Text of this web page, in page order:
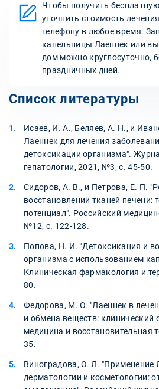
Чтобы получить
уточнить стоимость
телефону в любое время.
капельницы Лаеннек или
дом можно круглосуточно,
праздничных дней.
Список литературы
Исаев, И. А., Беляев, А. Н., и
Лаеннек для лечения
детоксикации организма".
гепатологии, 2021, №3, с. 45-50.
Сидоров, А. В., и Петрова, Е. П.
восстановлении тканей печени:
потенциал". Российский
№12, с. 122-128.
Попова, Н. И. "Детоксикация и
организма с использованием
Клиническая фармакология и
80.
Федорова, М. О. "Лаеннек в
и обмена веществ: клинический
медицина и восстановительная
35.
Виноградова, О. Л. "Применение
дерматологии и косметологии: